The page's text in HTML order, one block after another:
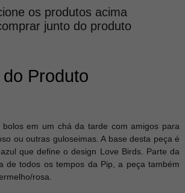
os produtos acima
junto do produto
Produto
em um chá da tarde com amigos para
ou outras guloseimas. A base desta peça é
que define o design Love Birds. Parte da
de todos os tempos da Pip, a peça também
rosa.